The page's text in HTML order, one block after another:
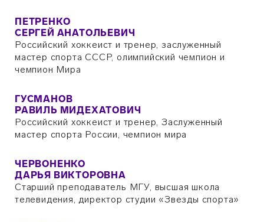
ПЕТРЕНКО
СЕРГЕЙ АНАТОЛЬЕВИЧ
Российский хоккеист и тренер, заслуженный
мастер спорта СССР, олимпийский чемпион и
чемпион Мира
ГУСМАНОВ
РАВИЛЬ МИДЕХАТОВИЧ
Российский хоккеист и тренер, Заслуженный
мастер спорта России, чемпион мира
ЧЕРВОНЕНКО
ДАРЬЯ ВИКТОРОВНА
Старший преподаватель МГУ, высшая школа
телевидения, директор студии «Звезды спорта»